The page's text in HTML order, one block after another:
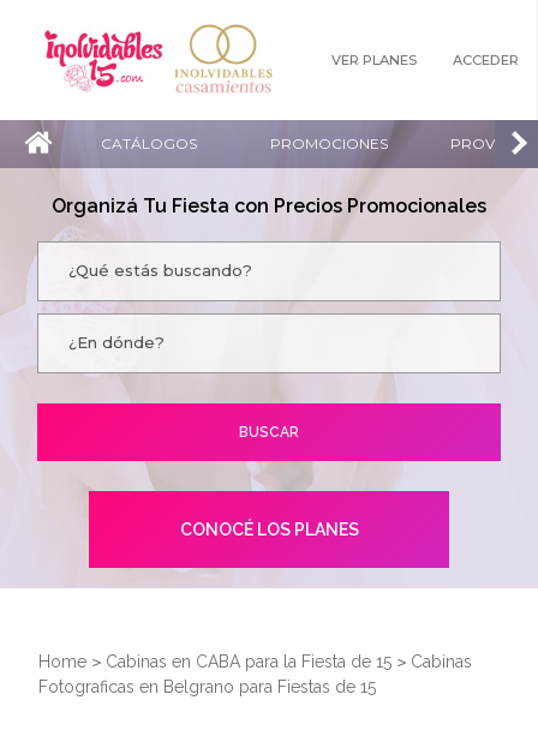
VER PLANES ACCEDER
CATÁLOGOS PROMOCIONES
Organizá Tu Fiesta con Precios Promocionales
CONOCÉ LOS PLANES
Home > Cabinas en CABA para la Fiesta de 15 > Cabinas
Fotograficas en Belgrano para Fiestas de 15